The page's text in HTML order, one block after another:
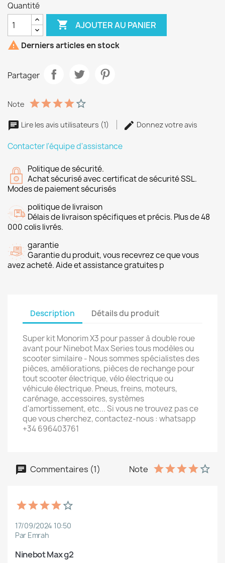
Quantité
 AJOUTER AU PANIER
 Derniers articles en stock
Partager
Note
Lire les avis utilisateurs (1) Donnez votre avis
Contacter l'équipe d'assistance
Politique de sécurité.
Achat sécurisé avec certificat de sécurité SSL.
Modes de paiement sécurisés
politique de livraison
Délais de livraison spécifiques et précis. Plus de 48
000 colis livrés.
garantie
Garantie du produit, vous recevrez ce que vous
avez acheté. Aide et assistance gratuites p
Description Détails du produit
Super kit Monorim X3 pour passer à double roue
avant pour Ninebot Max Series tous modèles ou
scooter similaire - Nous sommes spécialistes des
pièces, améliorations, pièces de rechange pour
tout scooter électrique, vélo électrique ou
véhicule électrique. Pneus, freins, moteurs,
carénage, accessoires, systèmes
d'amortissement, etc... Si vous ne trouvez pas ce
que vous cherchez, contactez-nous : whatsapp
+34 696403761
Commentaires (1) Note
17/09/2024 10:50
Par Emrah
Ninebot Max g2